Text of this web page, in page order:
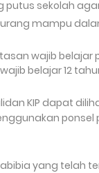
putus sekolah
mampu
wajib belajar
belajar 12
KIP dapat
ponsel
yang telah